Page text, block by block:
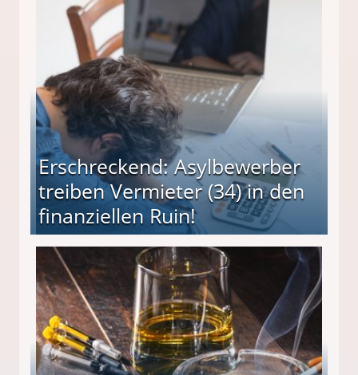
Erschreckend: Asylbewerber
treiben Vermieter (34) in den
finanziellen Ruin!
(34) in den finanziellen Ruin!